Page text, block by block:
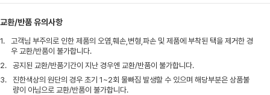
교환/반품 유의사항
1.
고객님 부주의로 인한 제품의 오염,훼손,변형,파손 및 제품에 부착된 택을 제거한 경
우 교환/반품이 불가합니다.
2.
공지된 교환/반품기간이 지난 경우엔 교환/반품이 불가합니다.
3.
진한색상의 원단의 경우 초기 1~2회 물빠짐 발생할 수 있으며 해당부분은 상품불
량이 아님으로 교환/반품이 불가합니다.